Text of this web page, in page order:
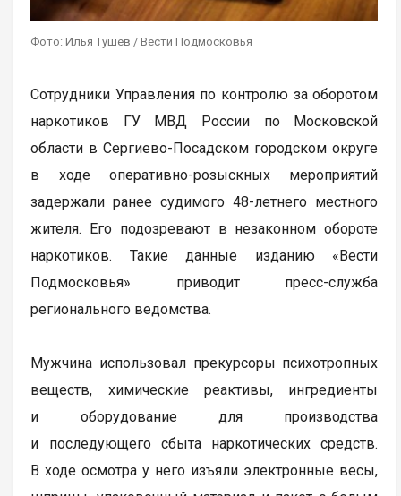
Фото: Илья Тушев / Вести Подмосковья
Сотрудники Управления по контролю за оборотом
наркотиков ГУ МВД России по Московской
области в Сергиево-Посадском городском округе
в ходе оперативно-розыскных мероприятий
задержали ранее судимого 48-летнего местного
жителя. Его подозревают в незаконном обороте
наркотиков. Такие данные изданию «Вести
Подмосковья» приводит пресс-служба
регионального ведомства.
Мужчина использовал прекурсоры психотропных
веществ, химические реактивы, ингредиенты
и оборудование для производства
и последующего сбыта наркотических средств.
В ходе осмотра у него изъяли электронные весы,